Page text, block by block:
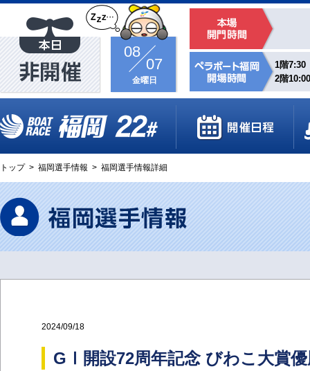
08
07
金曜日
1階7:30
2階10:00
トップ > 福岡選手情報 > 福岡選手情報詳細
2024/09/18
GⅠ開設72周年記念 びわこ大賞